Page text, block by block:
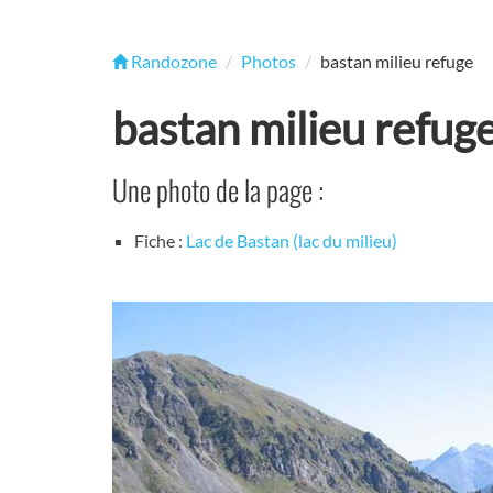
Randozone Photos bastan milieu refuge
bastan milieu
Une photo de la page :
Fiche : Lac de Bastan (lac du milieu)